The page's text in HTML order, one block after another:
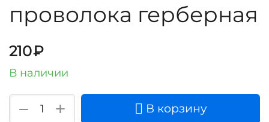
проволока герберная
210₽
В наличии
+
− В корзину